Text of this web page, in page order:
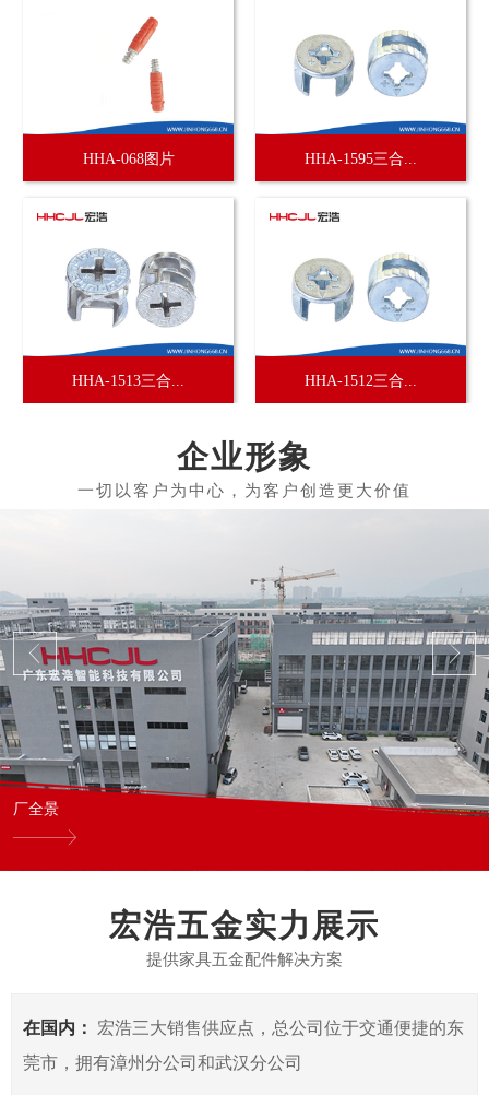
HHA-068图片 HHA-1595三合...
HHA-1513三合... HHA-1512三合...
企业形象
厂全景
宏浩五金实力展示
提供家具五金配件解决方案
在国内：
宏浩三大销售供应点，总公司位于交通便捷的东
莞市，拥有漳州分公司和武汉分公司